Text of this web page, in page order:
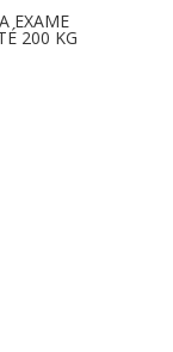
EXAME
200 KG